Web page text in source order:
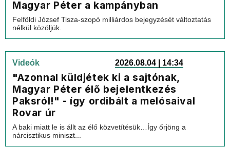
Magyar Péter a kampányban
Felföldi József Tisza-szopó milliárdos bejegyzését változtatás
nélkül közöljük.
Videók 2026.08.04 | 14:34
"Azonnal küldjétek ki a sajtónak,
Magyar Péter élő bejelentkezés
Paksról!" - így ordibált a melósaival
Rovar úr
A baki miatt le is állt az élő közvetítésük…Így őrjöng a
nárcisztikus miniszt...